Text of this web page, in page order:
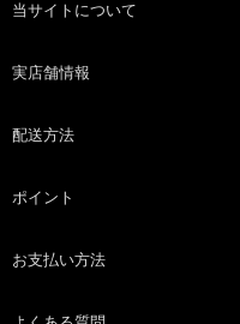
当サイトについて
実店舗情報
配送方法
ポイント
お支払い方法